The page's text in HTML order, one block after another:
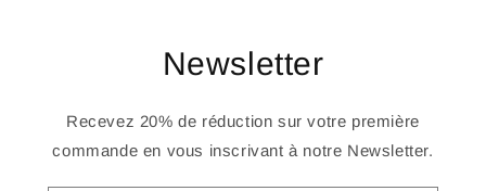
Newsletter
Recevez 20% de réduction sur votre première
commande en vous inscrivant à notre Newsletter.